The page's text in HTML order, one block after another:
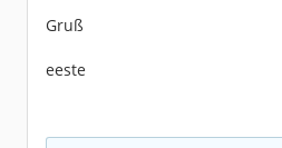
Gruß
eeste